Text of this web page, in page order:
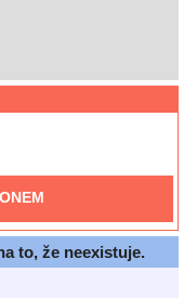
to, že neexistuje.